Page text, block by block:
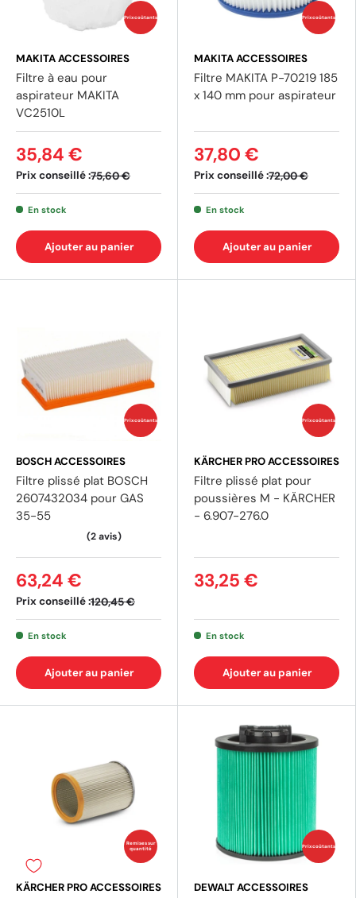
(1
Prix coûtants
MAKITA ACCESSOIRES
Filtre à eau pour
aspirateur MAKITA
VC2510L
Prix conseillé :75,60 €
35,84 €
En stock
Ajouter au panier
Prix coûtants
MAKITA ACCESSOIRES
Filtre MAKITA P-70219 185
x 140 mm pour aspirateur
Prix conseillé :72,00 €
37,80 €
En stock
Ajouter au panier
Prix coûtants
BOSCH ACCESSOIRES
Filtre plissé plat BOSCH
2607432034 pour GAS
35-55
Prix conseillé :120,45 €
63,24 €
En stock
Ajouter au panier
Prix coûtants
KÄRCHER PRO ACCESSOIRES
Filtre plissé plat pour
poussières M - KÄRCHER
- 6.907-276.0
33,25 €
En stock
Ajouter au panier
Remises sur
quantité
KÄRCHER PRO ACCESSOIRES
Prix coûtants
DEWALT ACCESSOIRES